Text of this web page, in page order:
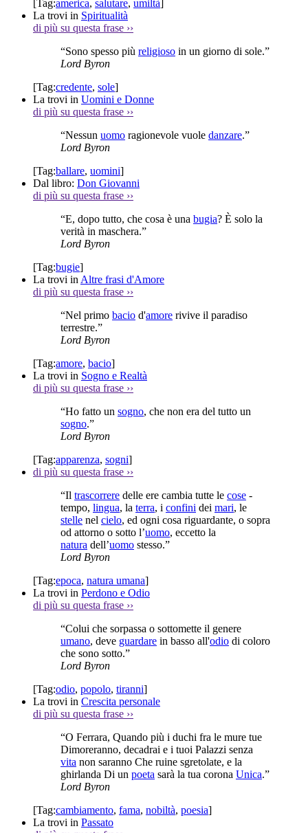
[Tag:america, salutare, umiltà
La trovi in Spiritualità
di più su questa frase ››
“Sono spesso più religioso in un giorno di sole.”
Lord Byron
[Tag:credente, sole]
La trovi in Uomini e Donne
di più su questa frase ››
“Nessun uomo ragionevole vuole danzare.”
Lord Byron
[Tag:ballare, uomini]
Dal libro: Don Giovanni
di più su questa frase ››
“E, dopo tutto, che cosa è una bugia? È solo la
verità in maschera.”
Lord Byron
[Tag:bugie]
La trovi in Altre frasi d'Amore
di più su questa frase ››
“Nel primo bacio d'amore rivive il paradiso
terrestre.”
Lord Byron
[Tag:amore, bacio]
La trovi in Sogno e Realtà
di più su questa frase ››
“Ho fatto un sogno, che non era del tutto un
sogno.”
Lord Byron
[Tag:apparenza, sogni]
di più su questa frase ››
“Il trascorrere delle ere cambia tutte le cose -
tempo, lingua, la terra, i confini dei mari, le
stelle nel cielo, ed ogni cosa riguardante, o sopra
od attorno o sotto l’uomo, eccetto la
natura dell’uomo stesso.”
Lord Byron
[Tag:epoca, natura umana]
La trovi in Perdono e Odio
di più su questa frase ››
“Colui che sorpassa o sottomette il genere
umano, deve guardare in basso all'odio di coloro
che sono sotto.”
Lord Byron
[Tag:odio, popolo, tiranni]
La trovi in Crescita personale
di più su questa frase ››
“O Ferrara, Quando più i duchi fra le mure tue
Dimoreranno, decadrai e i tuoi Palazzi senza
vita non saranno Che ruine sgretolate, e la
ghirlanda Di un poeta sarà la tua corona Unica.”
Lord Byron
[Tag:cambiamento, fama, nobiltà, poesia]
La trovi in Passato